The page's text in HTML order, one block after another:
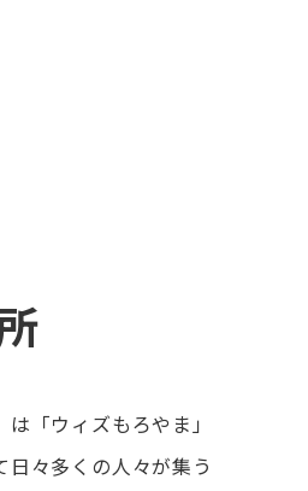
「ウィズもろやま」
々多くの人々が集う